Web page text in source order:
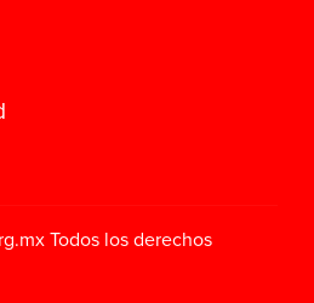
Todos los derechos